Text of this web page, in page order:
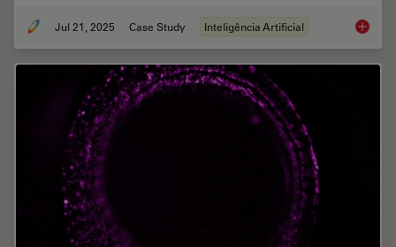
Jul 21, 2025 Case Study Inteligência Artificial